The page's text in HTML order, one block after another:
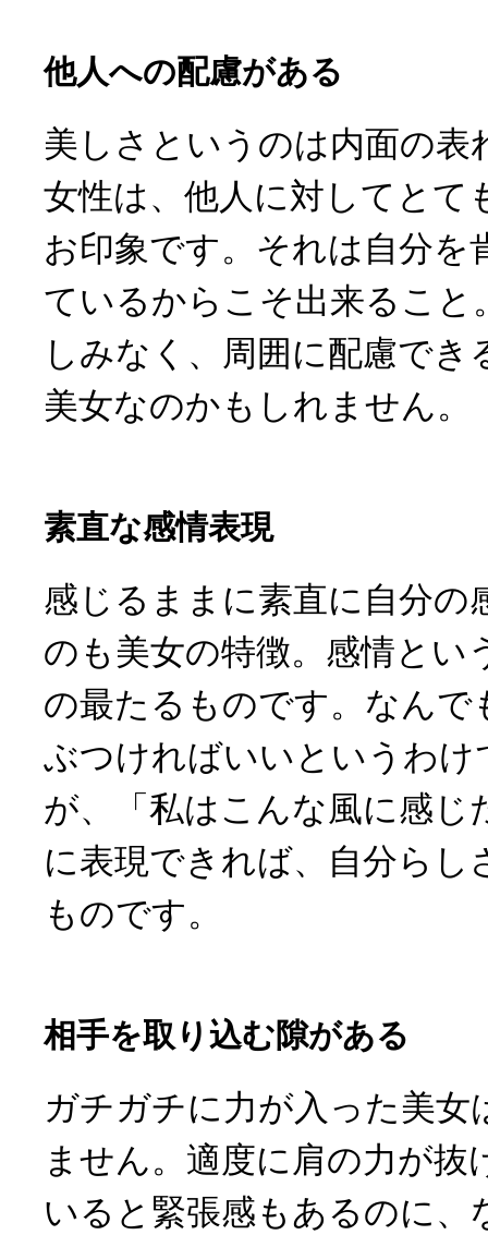
他人への配慮がある
美しさというのは内面の表
女性は、他人に対してとて
お印象です。それは自分を
ているからこそ出来ること
しみなく、周囲に配慮でき
美女なのかもしれません。
素直な感情表現
感じるままに素直に自分の
のも美女の特徴。感情とい
の最たるものです。なんで
ぶつければいいというわ
が、「私はこんな風に感じ
に表現できれば、自分らし
ものです。
相手を取り込む隙がある
ガチガチに力が入った美女
ません。適度に肩の力が抜
いると緊張感もあるのに、